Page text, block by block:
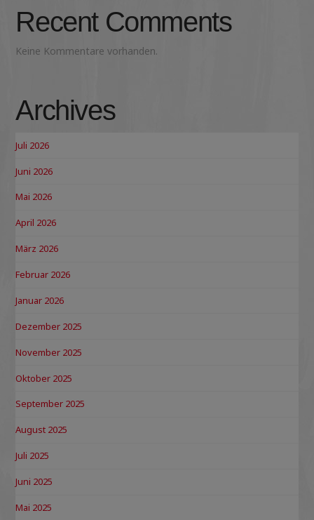
Recent Comments
Keine Kommentare vorhanden.
Archives
Juli 2026
Juni 2026
Mai 2026
April 2026
März 2026
Februar 2026
Januar 2026
Dezember 2025
November 2025
Oktober 2025
September 2025
August 2025
Juli 2025
Juni 2025
Mai 2025